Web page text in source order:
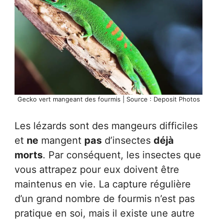
Gecko vert mangeant des fourmis | Source : Deposit Photos
Les lézards sont des mangeurs difficiles
et ne mangent pas d’insectes déjà
morts. Par conséquent, les insectes que
vous attrapez pour eux doivent être
maintenus en vie. La capture régulière
d’un grand nombre de fourmis n’est pas
pratique en soi, mais il existe une autre